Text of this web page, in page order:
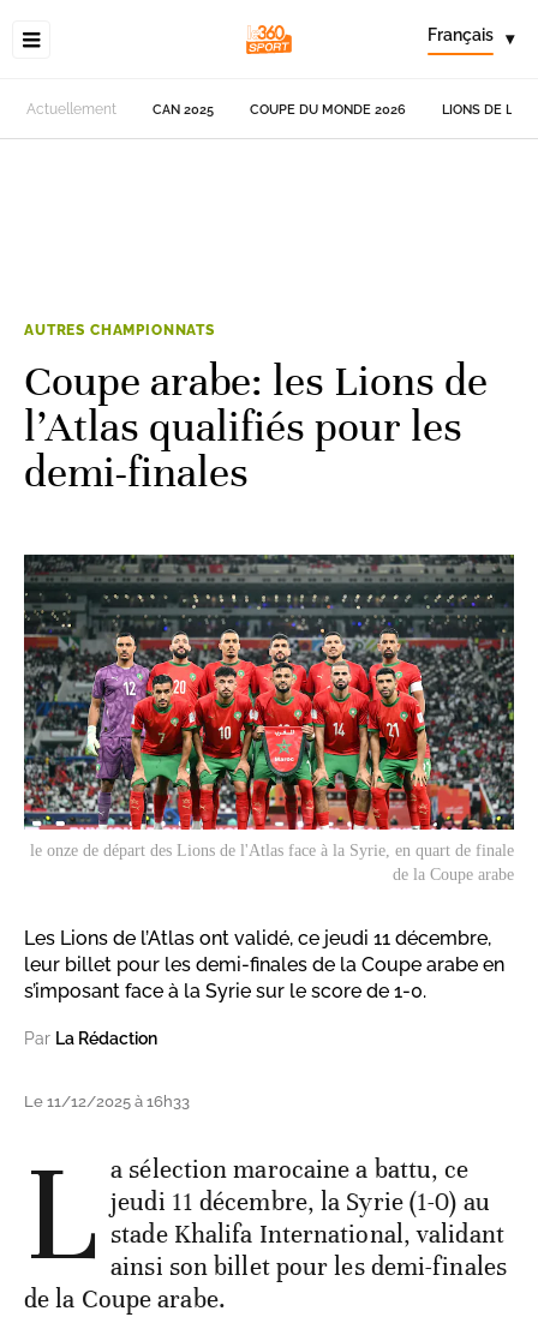
Français ▾
Actuellement CAN 2025 COUPE DU MONDE 2026 LIONS DE
AUTRES CHAMPIONNATS
Coupe arabe: les Lions de
l’Atlas qualifiés pour les
demi-finales
le onze de départ des Lions de l'Atlas face à la Syrie, en quart de finale
de la Coupe arabe
Les Lions de l’Atlas ont validé, ce jeudi 11 décembre,
leur billet pour les demi-finales de la Coupe arabe en
s’imposant face à la Syrie sur le score de 1-0.
Par La Rédaction
Le 11/12/2025 à 16h33
L a sélection marocaine a battu, ce
jeudi 11 décembre, la Syrie (1-0) au
stade Khalifa International, validant
ainsi son billet pour les demi-finales
de la Coupe arabe.